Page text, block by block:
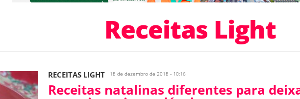
Receitas Light
RECEITAS LIGHT 18 de dezembro de 2018 - 10:16
Receitas natalinas diferentes para